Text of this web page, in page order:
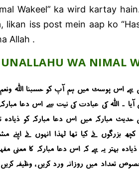
Wakeel” ka wird kartay
iss post mein aap ko
Allah .
WA NIMAL
کو 450 مرتبہ ورد کرنے کا حکم نہیں آیا ۔ اللہ کی
مبارکہ میں اس دعا مبارکہ کو ذیادہ
بزرگوں نے کیا تھا لہذا انہوں نے
بہتر یہ ہے کہ اس دعا مبارکہ کا معنی
تعداد میں روزانہ ورد کریں ، وظیفہ